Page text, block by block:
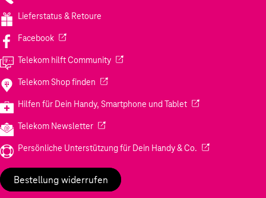
Lieferstatus & Retoure
Facebook(Wird in einem neuen Tab geöffnet)
Telekom hilft Community(Wird in einem neuen Tab geöffnet)
Telekom Shop finden (Wird in einem neuen Tab geöffnet)
Hilfen für Dein Handy, Smartphone und Tablet(Wird in einem
Telekom Newsletter(Wird in einem neuen Tab geöffnet)
Persönliche Unterstützung für Dein Handy & Co. (Wird in einem
Bestellung widerrufen